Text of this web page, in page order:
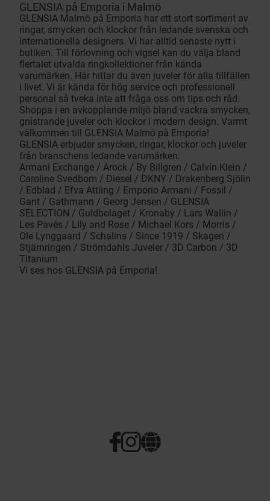
GLENSIA på Emporia i Malmö
GLENSIA Malmö på Emporia har ett stort sortiment av
ringar, smycken och klockor från ledande svenska och
internationella designers. Vi har alltid senaste nytt i
butiken. Till förlovning och vigsel kan du välja bland
flertalet utvalda ringkollektioner från kända
varumärken. Här hittar du även juveler för alla tillfällen
i livet. Vi är kända för hög service och professionell
personal så tveka inte att fråga oss om tips och råd.
Shoppa i en avkopplande miljö bland vackra smycken,
gnistrande juveler och klockor i modern design. Varmt
välkommen till GLENSIA Malmö på Emporia!
GLENSIA erbjuder smycken, ringar, klockor och juveler
från branschens ledande varumärken:
Armani Exchange / Arock / By Billgren / Calvin Klein /
Caroline Svedbom / Diesel / DKNY / Drakenberg Sjölin
/ Edblad / Efva Attling / Emporio Armani / Fossil /
Gant / Gathmann / Georg Jensen / GLENSIA
SELECTION / Guldbolaget / Kronaby / Lars Wallin /
Les Pavés / Lily and Rose / Michael Kors / Morris /
Ole Lynggaard / Schalins / Since 1919 / Skagen /
Stjärnringen / Strömdahls Juveler / 3D Carbon / 3D
Titanium
Vi ses hos GLENSIA på Emporia!